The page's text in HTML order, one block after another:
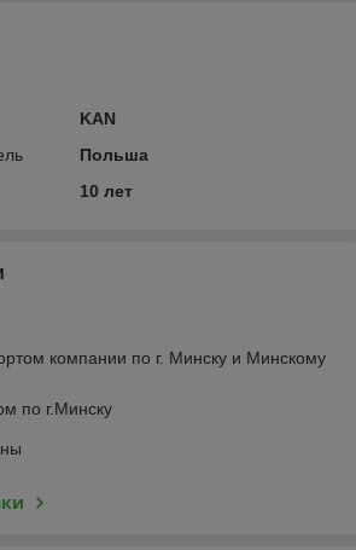
KAN
Польша
10 лет
компании по г. Минску и Минскому
по г.Минску